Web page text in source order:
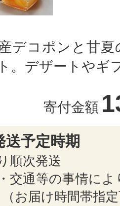
デコポンと甘夏
。デザートやギ
寄付金額
送予定時期
順次発送
交通等の事情によ
お届け時間帯指